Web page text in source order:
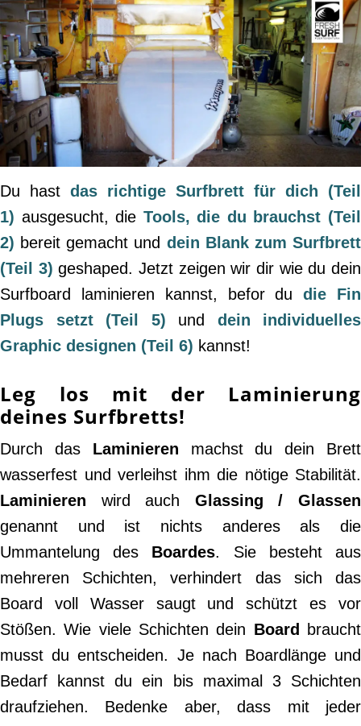
Du hast das richtige Surfbrett für dich (Teil
1) ausgesucht, die Tools, die du brauchst (Teil
2) bereit gemacht und dein Blank zum Surfbrett
(Teil 3) geshaped. Jetzt zeigen wir dir wie du dein
Surfboard laminieren kannst, befor dudie Fin
Plugs setzt (Teil 5)
und dein individuelles
Graphic designen (Teil 6) kannst!
Leg los mit der Laminierung
deines Surfbretts!
Durch das Laminieren machst du dein Brett
wasserfest und verleihst ihm die nötige Stabilität.
Laminieren wird auch Glassing / Glassen
genannt und ist nichts anderes als die
Ummantelung des Boardes. Sie besteht aus
mehreren Schichten, verhindert das sich das
Board voll Wasser saugt und schützt es vor
Stößen. Wie viele Schichten dein Board
braucht
musst du entscheiden. Je nach Boardlänge und
Bedarf kannst du ein bis maximal 3 Schichten
draufziehen. Bedenke aber, dass mit jeder